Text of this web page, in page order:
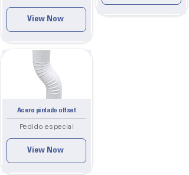
View Now
Acero pintado offset
Pedido especial
View Now